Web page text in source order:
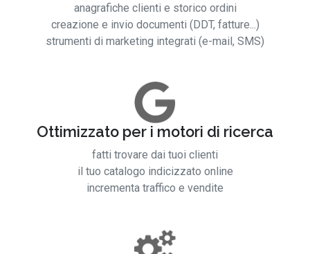
anagrafiche clienti e storico ordini
creazione e invio documenti (DDT, fatture...)
strumenti di marketing integrati (e-mail, SMS)
Ottimizzato per i motori di ricerca
fatti trovare dai tuoi clienti
il tuo catalogo indicizzato online
incrementa traffico e vendite